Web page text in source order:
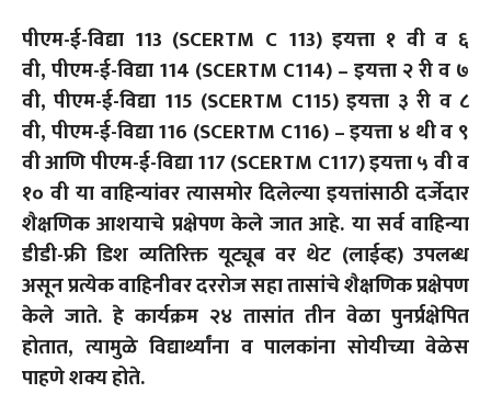
पीएम-ई-विद्या 113 (SCERTM C 113) इयत्ता १ वी व ६
वी, पीएम-ई-विद्या 114 (SCERTM C114) – इयत्ता २ री व ७
वी, पीएम-ई-विद्या 115 (SCERTM C115) इयत्ता ३ री व ८
वी, पीएम-ई-विद्या 116 (SCERTM C116) – इयत्ता ४ थी व ९
वी आणि पीएम-ई-विद्या 117 (SCERTM C117) इयत्ता ५ वी व
१० वी या वाहिन्यांवर त्यासमोर दिलेल्या इयत्तांसाठी दर्जेदार
शैक्षणिक आशयाचे प्रक्षेपण केले जात आहे. या सर्व वाहिन्या
डीडी-फ्री डिश व्यतिरिक्त यूट्यूब वर थेट (लाईव्ह) उपलब्ध
असून प्रत्येक वाहिनीवर दररोज सहा तासांचे शैक्षणिक प्रक्षेपण
केले जाते. हे कार्यक्रम २४ तासांत तीन वेळा पुनर्प्रक्षेपित
होतात, त्यामुळे विद्यार्थ्यांना व पालकांना सोयीच्या वेळेस
पाहणे शक्य होते.